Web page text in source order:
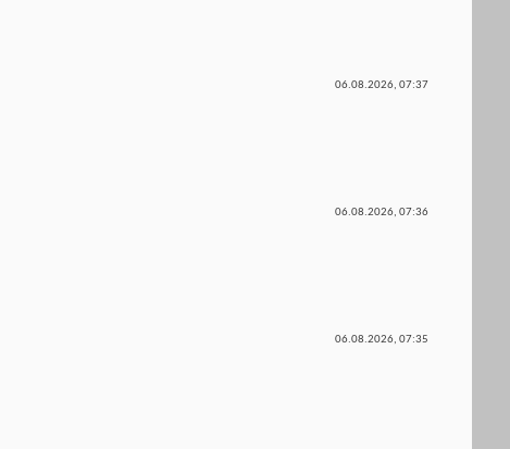
06.08.2026, 07:37
06.08.2026, 07:36
06.08.2026, 07:35